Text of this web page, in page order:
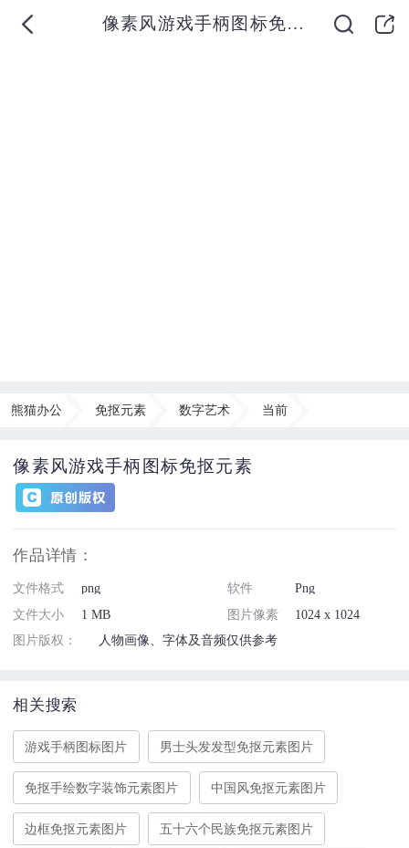
像素风游戏手柄图标免抠元素
熊猫办公 免抠元素 数字艺术 当前
像素风游戏手柄图标免抠元素
作品详情：
文件格式 png 软件
Png
文件大小
1 MB 图片像素
1024 x 1024
图片版权：
人物画像、字体及音频仅供参考
相关搜索
游戏手柄图标图片 男士头发发型免抠元素图片
免抠手绘数字装饰元素图片 中国风免抠元素图片
边框免抠元素图片 五十六个民族免抠元素图片